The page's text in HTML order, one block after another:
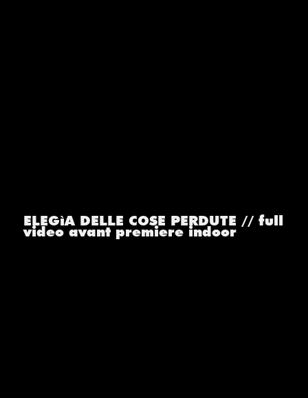
ELEGìA DELLE COSE PERDUTE // full
video avant premiere indoor